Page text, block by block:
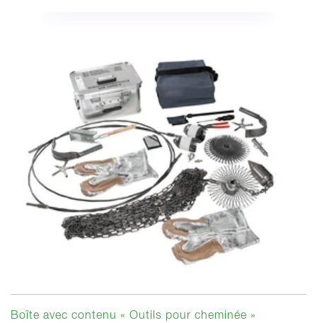
Boîte avec contenu « Outils pour cheminée »